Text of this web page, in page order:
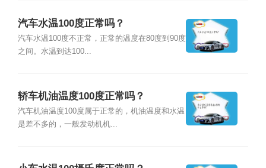
汽车水温100度正常吗？
汽车水温100度不正常，正常的温度在80度到90度
之间。水温到达100...
轿车机油温度100度正常吗？
汽车机油温度100度属于正常的，机油温度和水温
是差不多的，一般发动机机...